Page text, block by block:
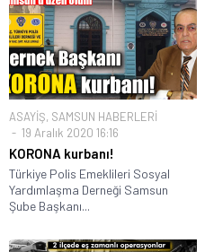
ASAYİŞ, SAMSUN HABERLERİ
19 Aralık 2020 16:16
KORONA kurbanı!
Türkiye Polis Emeklileri Sosyal
Yardımlaşma Derneği Samsun
Şube Başkanı...